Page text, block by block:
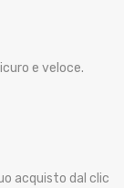
e veloce.
acquisto dal clic